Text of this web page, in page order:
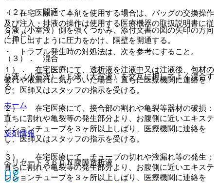
（２）． 開通
Ｇ液（小室液）側を強くつかみ、添付文書の図の矢印の方向
に押し出すように圧力をかけ、隔壁を開通する。
（３）． 混合
Ｇ液（小室液）とＥ液（大室液）を交互に押してよく混合す
る。
ホーム
薬剤情報
ペリセート３６０Ｎ腹膜透析液
・ 在宅医療にて本剤を使用する場合は、バッグの交換操作
及び注入・排液の操作は使用する医療機器の取扱説明書に従
うこと。
・ トラブル発生時の対処法は、次を参考にすること。
１）． 在宅医療にて、透析液を注液中又は注液後、包材の
破れや液漏れに気がついた場合：直ちに医療機関に連絡を
し、医師又はスタッフの指示を受ける。
２）． 在宅医療にて、接合部の割れや亀裂等器材の破損：
直ちに割れや亀裂等の発生部分より、お腹側に近いエキステ
ンションチューブを３ヶ所以上しばり、医療機関に連絡を
し、医師又はスタッフの指示を受ける。
３）． 在宅医療にて、チューブの切れや液漏れ等の発生：
直ちに割れや亀裂等の発生部分より、お腹側に近いエキステ
ンションチューブを３ヶ所以上しばり、医療機関に連絡を